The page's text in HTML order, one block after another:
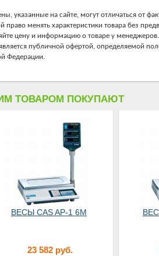
указанные на сайте, могут отличаться от
право менять характеристики товара без
цену и информацию о товаре у
публичной офертой, определяемой
Федерации.
ТОВАРОМ ПОКУПАЮТ
ВЕСЫ CAS AP-1 6М
23 582 руб.